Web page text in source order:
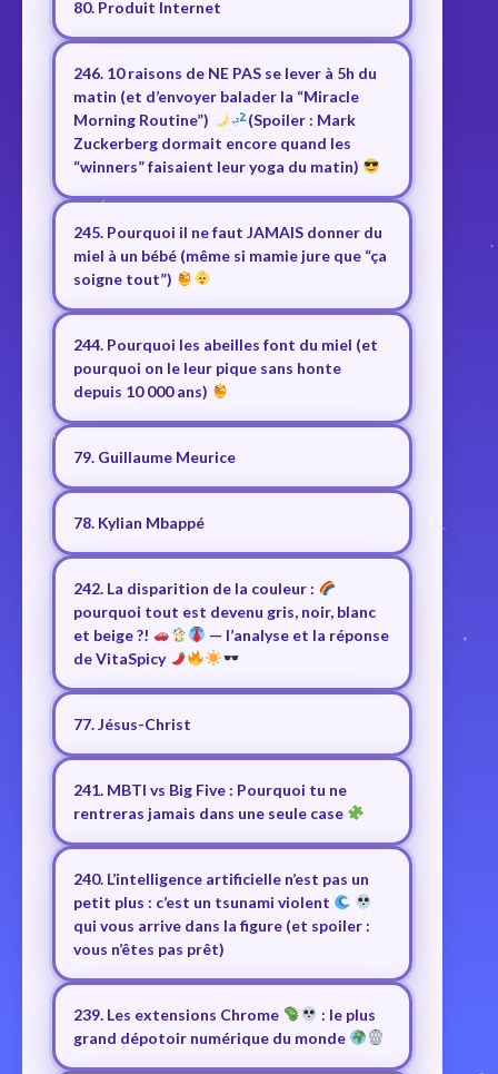
80. Produit Internet
246. 10 raisons de NE PAS se lever à 5h du
matin (et d’envoyer balader la “Miracle
Morning Routine”)
(Spoiler : Mark
Zuckerberg dormait encore quand les
“winners” faisaient leur yoga du matin)
245. Pourquoi il ne faut JAMAIS donner du
miel à un bébé (même si mamie jure que “ça
soigne tout”)
244. Pourquoi les abeilles font du miel (et
pourquoi on le leur pique sans honte
depuis 10 000 ans)
79. Guillaume Meurice
78. Kylian Mbappé
242. La disparition de la couleur :
pourquoi tout est devenu gris, noir, blanc
et beige ?!
— l’analyse et la réponse
de VitaSpicy
77. Jésus-Christ
241. MBTI vs Big Five : Pourquoi tu ne
rentreras jamais dans une seule case
240. L’intelligence artificielle n’est pas un
petit plus : c’est un tsunami violent
qui vous arrive dans la figure (et spoiler :
vous n’êtes pas prêt)
239. Les extensions Chrome
: le plus
grand dépotoir numérique du monde